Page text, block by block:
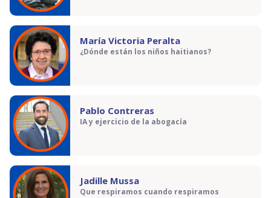
María Victoria Peralta
¿Dónde están los niños haitianos?
Pablo Contreras
IA y ejercicio de la abogacía
Jadille Mussa
Que respiramos cuando respiramos